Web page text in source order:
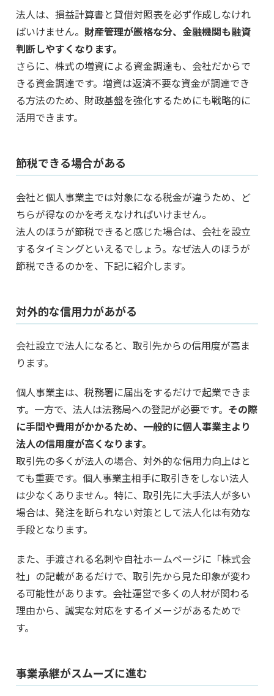
法人は、損益計算書と貸借対照表を必ず作成しなけれ
ばいけません。 財産管理が厳格な分、金融機関も融資
判断しやすくなります。
さらに、株式の増資による資金調達も、会社だからで
きる資金調達です。増資は返済不要な資金が調達でき
る方法のため、財政基盤を強化するためにも戦略的に
活用できます。
節税できる場合がある
会社と個人事業主では対象になる税金が違うため、ど
ちらが得なのかを考えなければいけません。
法人のほうが節税できると感じた場合は、会社を設立
するタイミングといえるでしょう。なぜ法人のほうが
節税できるのかを、下記に紹介します。
対外的な信用力があがる
会社設立で法人になると、取引先からの信用度が高ま
ります。
個人事業主は、税務署に届出をするだけで起業できま
す。一方で、法人は法務局への登記が必要です。 その際
に手間や費用がかかるため、一般的に個人事業主より
法人の信用度が高くなります。
取引先の多くが法人の場合、対外的な信用力向上はと
ても重要です。個人事業主相手に取引きをしない法人
は少なくありません。特に、取引先に大手法人が多い
場合は、発注を断られない対策として法人化は有効な
手段となります。
また、手渡される名刺や自社ホームページに「株式会
社」の記載があるだけで、取引先から見た印象が変わ
る可能性があります。会社運営で多くの人材が関わる
理由から、誠実な対応をするイメージがあるためで
す。
事業承継がスムーズに進む